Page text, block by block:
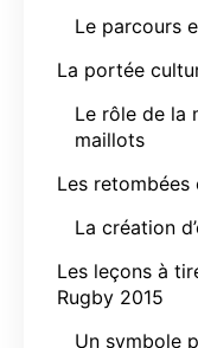
Le parcours
La portée
Le rôle de la
maillots
Les
La création
Les leçons à
Rugby 2015
Un symbole